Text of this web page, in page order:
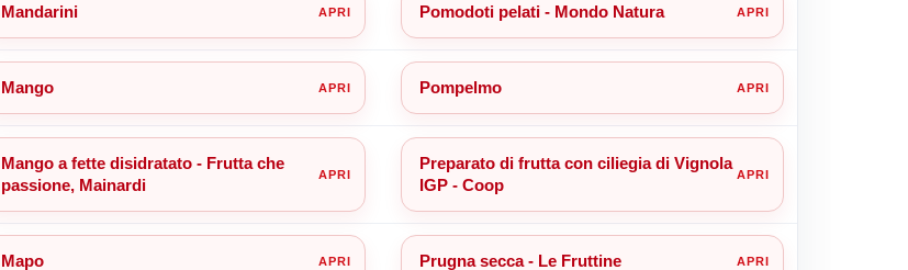
Mandarini Pomodoti pelati - Mondo Natura
Mango Pompelmo
Mango a fette disidratato - Frutta che
passione, Mainardi
Preparato di frutta con ciliegia di Vignola
IGP - Coop
Mapo Prugna secca - Le Fruttine